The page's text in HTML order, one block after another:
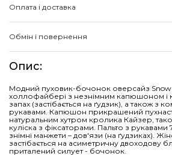
Оплата і доставка
Обмін і повернення
Опис:
Модний пуховик-бочонок оверсайз Snow
холлофайбері з незнімним капюшоном і
запах (застібається на ґудзик), а також з
рукавами. Капюшон прикрашений
натуральним хутром кролика Кайзер,
куліска з фіксаторами. Пальто з рукавами
знімні манжети – дов'язи (на ґудзиках).
застібається на асиметричну двоходову
приталений силует - бочонок.